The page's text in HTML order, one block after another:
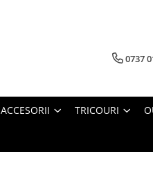
0737
ACCESORII TRICOURI